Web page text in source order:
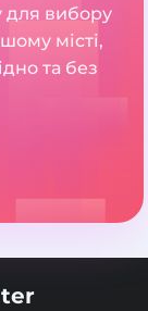
для вибору
місті,
та без